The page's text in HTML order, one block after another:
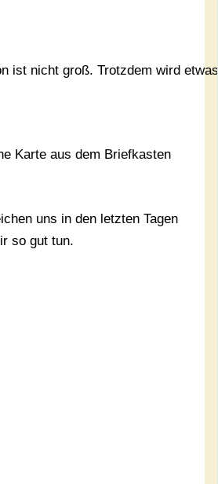
ist nicht groß. Trotzdem wird
Karte aus dem Briefkasten
uns in den letzten Tagen
so gut tun.